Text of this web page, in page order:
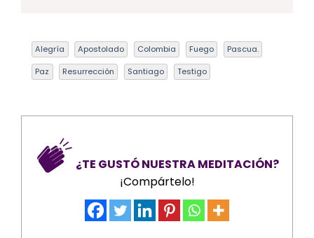
Alegría Apostolado Colombia Fuego Pascua.
Paz Resurrección Santiago Testigo
¿TE GUSTÓ NUESTRA MEDITACIÓN?
¡Compártelo!